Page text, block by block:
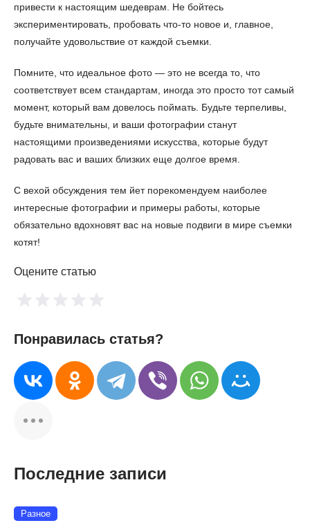
привести к настоящим шедеврам. Не бойтесь
экспериментировать, пробовать что-то новое и, главное,
получайте удовольствие от каждой съемки.
Помните, что идеальное фото — это не всегда то, что
соответствует всем стандартам, иногда это просто тот самый
момент, который вам довелось поймать. Будьте терпеливы,
будьте внимательны, и ваши фотографии станут
настоящими произведениями искусства, которые будут
радовать вас и ваших близких еще долгое время.
С вехой обсуждения тем йет порекомендуем наиболее
интересные фотографии и примеры работы, которые
обязательно вдохновят вас на новые подвиги в мире съемки
котят!
Оцените статью
Понравилась статья?
Последние записи
Разное